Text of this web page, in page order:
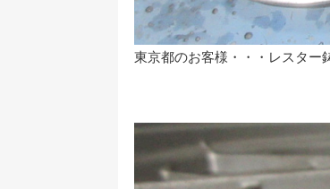
東京都のお客様・・・レスター